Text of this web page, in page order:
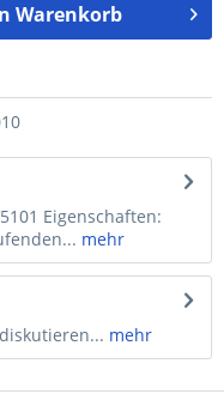
Warenkorb
Eigenschaften:
mehr
mehr